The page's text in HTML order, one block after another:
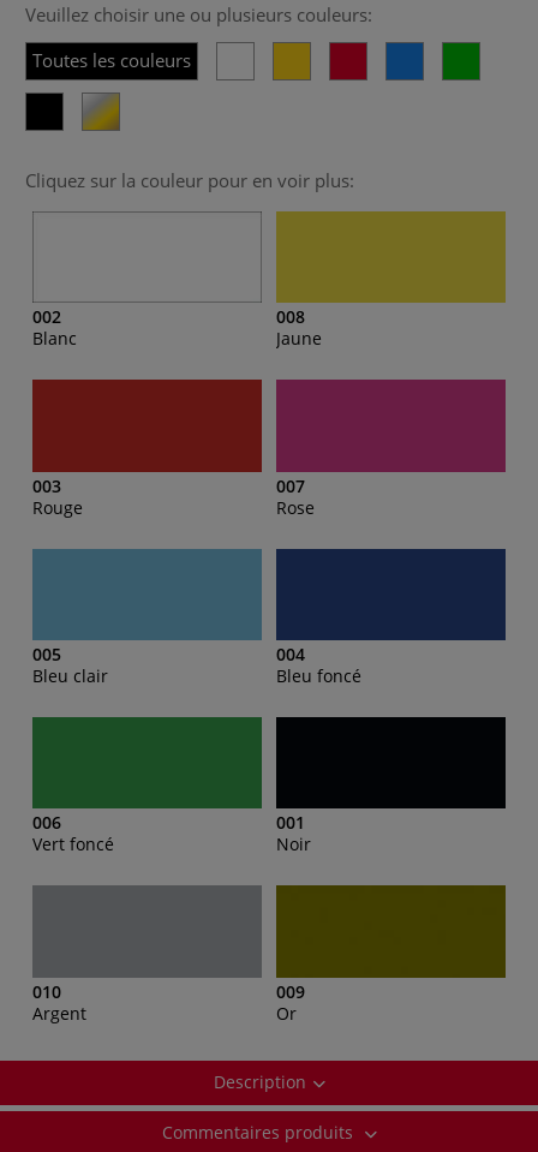
Veuillez choisir une ou plusieurs couleurs:
Toutes les couleurs
Cliquez sur la couleur pour en voir plus:
002
Blanc
008
Jaune
003
Rouge
007
Rose
005
Bleu clair
004
Bleu foncé
006
Vert foncé
001
Noir
010
Argent
009
Or
Description
Commentaires produits